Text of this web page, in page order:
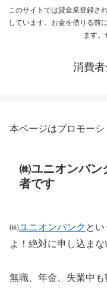
このサイトでは貸金業登録さ
しています。お金を借りる前
ます
消費
本ページはプロモー
㈱ユニオンバン
者です
㈱ユニオンバンク と
よ！絶対に申し込まな
無職、年金、失業中